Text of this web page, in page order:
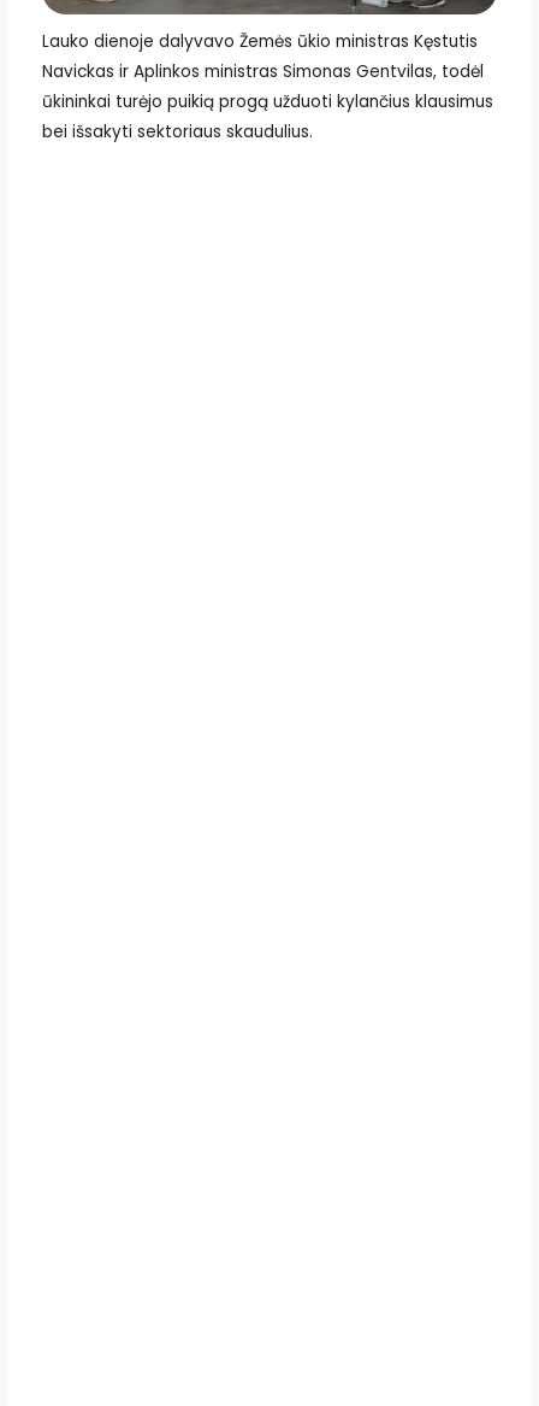
Lauko dienoje dalyvavo Žemės ūkio ministras Kęstutis
Navickas ir Aplinkos ministras Simonas Gentvilas, todėl
ūkininkai turėjo puikią progą užduoti kylančius klausimus
bei išsakyti sektoriaus skaudulius.